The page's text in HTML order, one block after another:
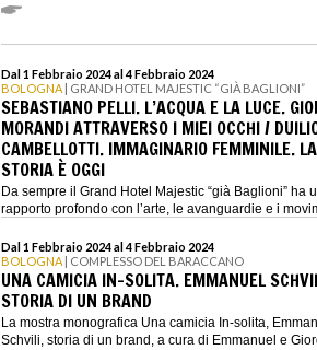
Dal 1 Febbraio 2024 al 4 Febbraio 2024
BOLOGNA | GRAND HOTEL MAJESTIC “GIÀ BAGLIONI”
SEBASTIANO PELLI. L’ACQUA E LA LUCE.
MORANDI ATTRAVERSO I MIEI OCCHI /
CAMBELLOTTI. IMMAGINARIO FEMMINILE. LA
STORIA È OGGI
Da sempre il Grand Hotel Majestic “già Baglioni” ha
rapporto profondo con l’arte, le avanguardie e i
Dal 1 Febbraio 2024 al 4 Febbraio 2024
BOLOGNA | COMPLESSO DEL BARACCANO
UNA CAMICIA IN-SOLITA. EMMANUEL
STORIA DI UN BRAND
La mostra monografica Una camicia In-solita,
Schvili, storia di un brand, a cura di Emmanuel e